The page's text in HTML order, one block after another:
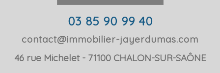
03 85 90 99 40
contact@immobilier-jayerdumas.com
46 rue Michelet
71100 CHALON-SUR-SAÔNE